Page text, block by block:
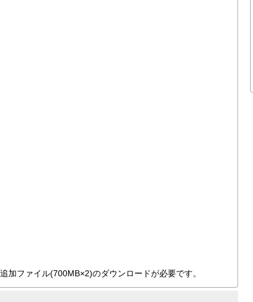
ファイル(700MB×2)のダウンロードが必要です。